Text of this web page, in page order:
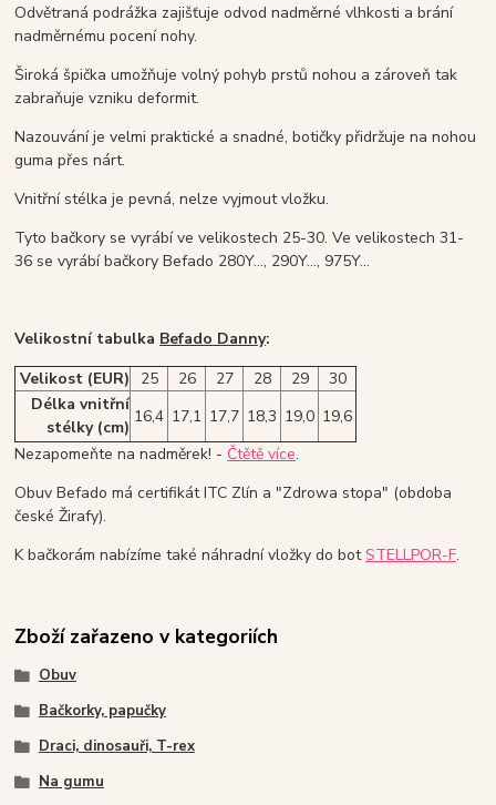
Odvětraná podrážka zajišťuje odvod nadměrné vlhkosti a brání
nadměrnému pocení nohy.
Široká špička umožňuje volný pohyb prstů nohou a zároveň tak
zabraňuje vzniku deformit.
Nazouvání je velmi praktické a snadné, botičky přidržuje na nohou
guma přes nárt.
Vnitřní stélka je pevná, nelze vyjmout vložku.
Tyto bačkory se vyrábí ve velikostech 25-30. Ve velikostech 31-
36 se vyrábí bačkory Befado 280Y..., 290Y..., 975Y...
Velikostní tabulka Befado Danny:
Velikost (EUR)
25 26 27 28 29
30
Délka vnitřní
stélky (cm)
16,4 17,1 17,7 18,3 19,0 19,6
Nezapomeňte na nadměrek! - Čtětě více.
Obuv Befado má certifikát ITC Zlín a "Zdrowa stopa" (obdoba
české Žirafy).
K bačkorám nabízíme také náhradní vložky do botSTELLPOR-F.
Zboží zařazeno v kategoriích
Obuv
Bačkorky, papučky
Draci, dinosauři, T-rex
Na gumu